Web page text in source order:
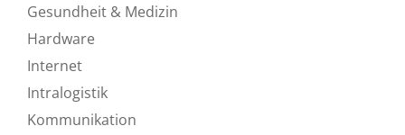
Gesundheit & Medizin
Hardware
Internet
Intralogistik
Kommunikation